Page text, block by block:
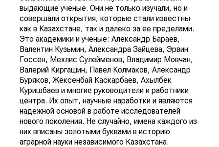
выдающие ученые. Они не только изучали, но и
совершали открытия, которые стали известны
как в Казахстане, так и далеко за ее пределами.
Это академики и ученые: Александр Бараев,
Валентин Кузьмин, Александра Зайцева, Эрвин
Госсен, Мехлис Сулейменов, Владимир Мовчан,
Валерий Киргашин, Павел Колмаков, Александр
Буряков, Жексенбай Каскарбаев, Ахылбек
Куришбаев и многие руководители и работники
центра. Их опыт, научные наработки и являются
надежной основой в работе исследователей
нового поколения. Не случайно, имена каждого из
них вписаны золотыми буквами в историю
аграрной науки независимого Казахстана.